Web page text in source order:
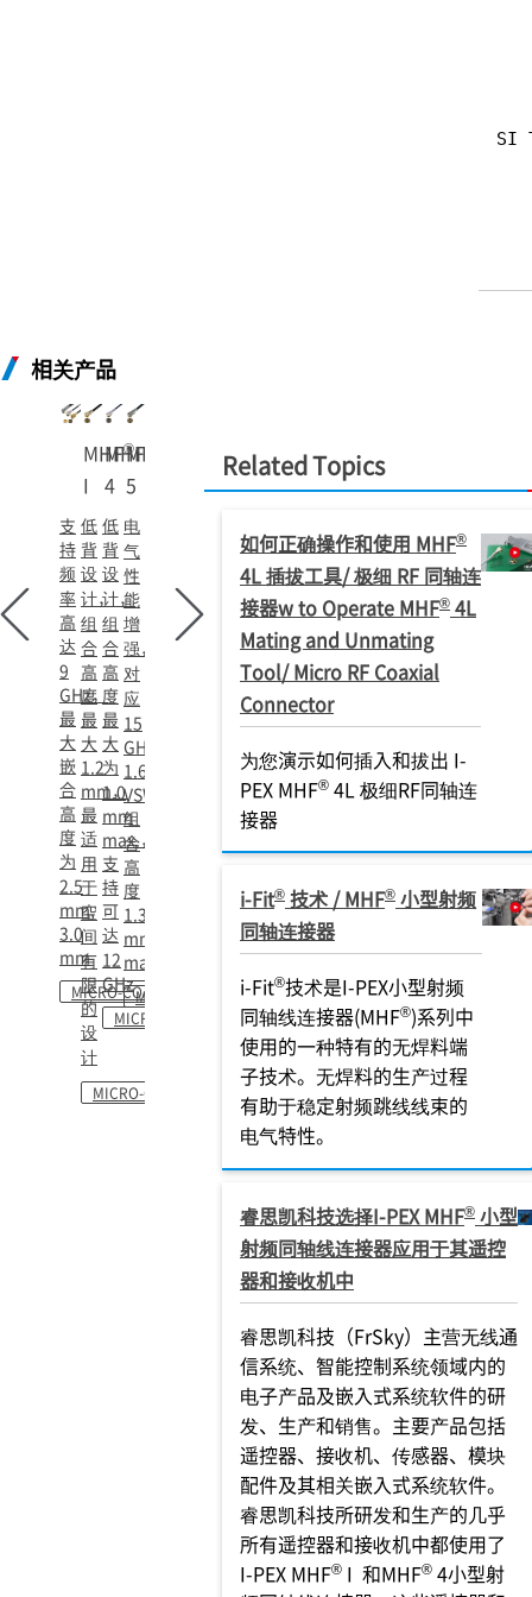
SI
相关产品
MHF®
I
支
持
频
率
高
达
9
GHz，
最
大
嵌
合
高
度
为
2.5
mm,
3.0
mm
MICRO-COAXIAL
MHF
4
低
背
设
计，
组
合
高
度
最
大
1.2
mm，
最
适
用
于
空
间
有
限
的
设
计
MICRO-COAXIAL
MHF
5
低
背
设
计，
组
合
高
度
最
大
为
1.0
mm
max.，
支
持
可
达
12
GHz
MICRO-COAXIAL
电
气
性
能
增
强，
对
应
15
GHz，
1.6
VSWR
组
合
高
度
1.3
mm
max.
MICRO-COAXIAL
Related Topics
如何正确操作和使用 MHF®
4L 插拔工具/ 极细 RF 同轴连
接器w to Operate MHF® 4L
Mating and Unmating
Tool/ Micro RF Coaxial
Connector
为您演示如何插入和拔出 I-
PEX MHF® 4L 极细RF同轴连
接器
i-Fit® 技术 / MHF® 小型射频
同轴连接器
i-Fit®技术是I-PEX小型射频
同轴线连接器(MHF®)系列中
使用的一种特有的无焊料端
子技术。无焊料的生产过程
有助于稳定射频跳线线束的
电气特性。
睿思凯科技选择I-PEX MHF® 小型
射频同轴线连接器应用于其遥控
器和接收机中
睿思凯科技（FrSky）主营无线通
信系统、智能控制系统领域内的
电子产品及嵌入式系统软件的研
发、生产和销售。主要产品包括
遥控器、接收机、传感器、模块
配件及其相关嵌入式系统软件。
睿思凯科技所研发和生产的几乎
所有遥控器和接收机中都使用了
I-PEX MHF® I 和MHF® 4小型射